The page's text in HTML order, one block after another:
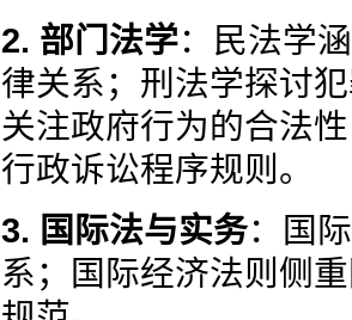
2. 部门法学：民法学
律关系；刑法学探讨
关注政府行为的合法
行政诉讼程序规则。
3. 国际法与实务：国
系；国际经济法则侧